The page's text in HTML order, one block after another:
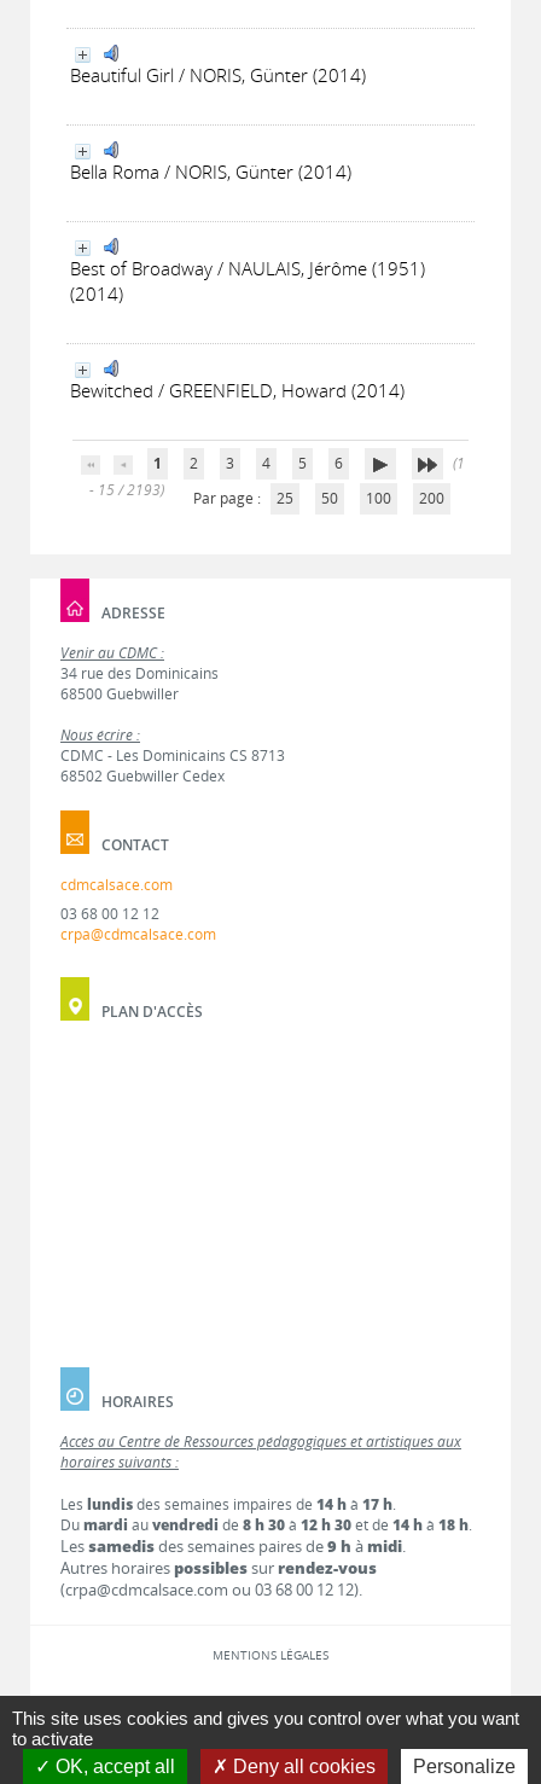
Beautiful Girl / NORIS, Günter (2014)
Bella Roma / NORIS, Günter (2014)
Best of Broadway / NAULAIS, Jérôme (1951)
(2014)
Bewitched / GREENFIELD, Howard (2014)
1 2 3 4 5 6
(1
- 15 / 2193)
Par page : 25 50 100 200
ADRESSE
Venir au CDMC :
34 rue des Dominicains
68500 Guebwiller
Nous écrire :
CDMC - Les Dominicains CS 8713
68502 Guebwiller Cedex
CONTACT
cdmcalsace.com
03 68 00 12 12
crpa@cdmcalsace.com
PLAN D'ACCÈS
HORAIRES
Accès au Centre de Ressources pédagogiques et artistiques aux
horaires suivants :
Les lundisdes semaines impaires de 14 hà 17 h.
Dumardi auvendredi de 8 h 30à 12 h 30et de 14 hà 18 h.
Lessamedisdes semaines paires de9 h à midi.
Autres horaires possiblessur rendez-vous
(crpa@cdmcalsace.com ou 03 68 00 12 12).
MENTIONS LÉGALES
LIENS
CONTACT
This site uses cookies and gives you control over what you want
to activate
OK, accept all
Deny all cookies Personalize